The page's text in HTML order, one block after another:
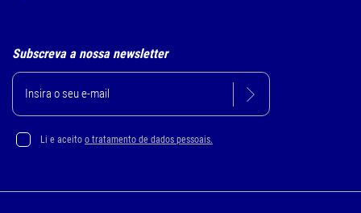
Subscreva a nossa newsletter
Li e aceito o tratamento de dados pessoais.